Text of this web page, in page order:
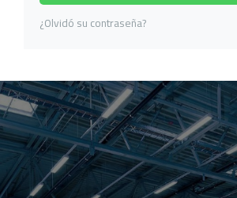
¿Olvidó su contraseña?